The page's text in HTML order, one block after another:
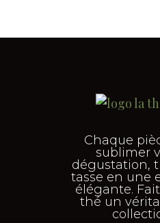
Chaque
sublimer
dégustation,
tasse en une
élégante.
thé un